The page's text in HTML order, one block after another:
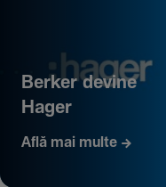
Berker devine
Hager
Află mai multe